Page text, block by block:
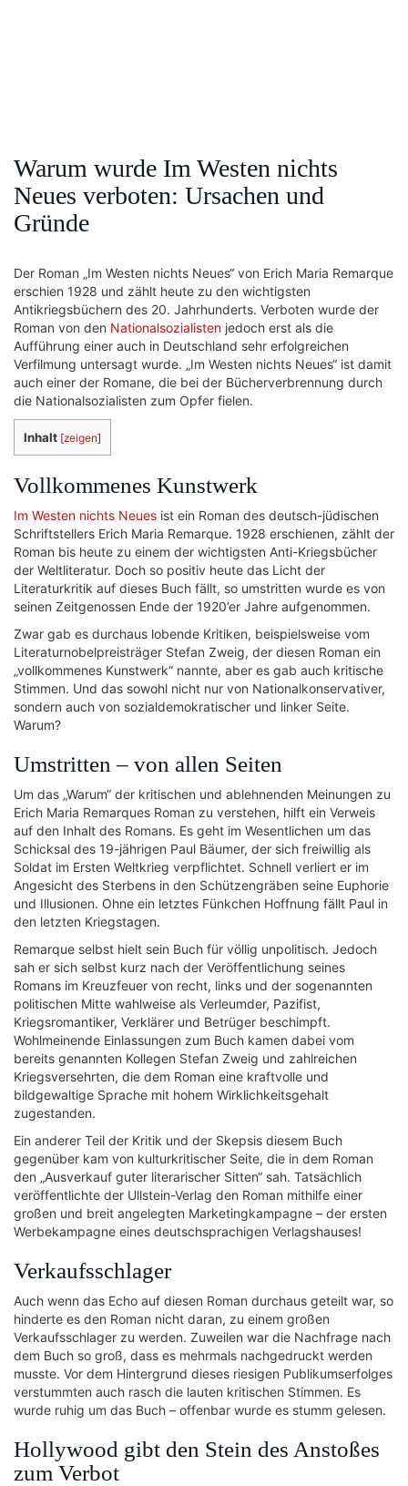
Warum wurde Im Westen nichts
Neues verboten: Ursachen und
Gründe
Der Roman „Im Westen nichts Neues“ von Erich Maria Remarque
erschien 1928 und zählt heute zu den wichtigsten
Antikriegsbüchern des 20. Jahrhunderts. Verboten wurde der
Roman von den Nationalsozialisten jedoch erst als die
Aufführung einer auch in Deutschland sehr erfolgreichen
Verfilmung untersagt wurde. „Im Westen nichts Neues“ ist damit
auch einer der Romane, die bei der Bücherverbrennung durch
die Nationalsozialisten zum Opfer fielen.
Inhalt [zeigen]
Vollkommenes Kunstwerk
Im Westen nichts Neues ist ein Roman des deutsch-jüdischen
Schriftstellers Erich Maria Remarque. 1928 erschienen, zählt der
Roman bis heute zu einem der wichtigsten Anti-Kriegsbücher
der Weltliteratur. Doch so positiv heute das Licht der
Literaturkritik auf dieses Buch fällt, so umstritten wurde es von
seinen Zeitgenossen Ende der 1920’er Jahre aufgenommen.
Zwar gab es durchaus lobende Kritiken, beispielsweise vom
Literaturnobelpreisträger Stefan Zweig, der diesen Roman ein
„vollkommenes Kunstwerk“ nannte, aber es gab auch kritische
Stimmen. Und das sowohl nicht nur von Nationalkonservativer,
sondern auch von sozialdemokratischer und linker Seite.
Warum?
Umstritten – von allen Seiten
Um das „Warum“ der kritischen und ablehnenden Meinungen zu
Erich Maria Remarques Roman zu verstehen, hilft ein Verweis
auf den Inhalt des Romans. Es geht im Wesentlichen um das
Schicksal des 19-jährigen Paul Bäumer, der sich freiwillig als
Soldat im Ersten Weltkrieg verpflichtet. Schnell verliert er im
Angesicht des Sterbens in den Schützengräben seine Euphorie
und Illusionen. Ohne ein letztes Fünkchen Hoffnung fällt Paul in
den letzten Kriegstagen.
Remarque selbst hielt sein Buch für völlig unpolitisch. Jedoch
sah er sich selbst kurz nach der Veröffentlichung seines
Romans im Kreuzfeuer von recht, links und der sogenannten
politischen Mitte wahlweise als Verleumder, Pazifist,
Kriegsromantiker, Verklärer und Betrüger beschimpft.
Wohlmeinende Einlassungen zum Buch kamen dabei vom
bereits genannten Kollegen Stefan Zweig und zahlreichen
Kriegsversehrten, die dem Roman eine kraftvolle und
bildgewaltige Sprache mit hohem Wirklichkeitsgehalt
zugestanden.
Ein anderer Teil der Kritik und der Skepsis diesem Buch
gegenüber kam von kulturkritischer Seite, die in dem Roman
den „Ausverkauf guter literarischer Sitten“ sah. Tatsächlich
veröffentlichte der Ullstein-Verlag den Roman mithilfe einer
großen und breit angelegten Marketingkampagne – der ersten
Werbekampagne eines deutschsprachigen Verlagshauses!
Verkaufsschlager
Auch wenn das Echo auf diesen Roman durchaus geteilt war, so
hinderte es den Roman nicht daran, zu einem großen
Verkaufsschlager zu werden. Zuweilen war die Nachfrage nach
dem Buch so groß, dass es mehrmals nachgedruckt werden
musste. Vor dem Hintergrund dieses riesigen Publikumserfolges
verstummten auch rasch die lauten kritischen Stimmen. Es
wurde ruhig um das Buch – offenbar wurde es stumm gelesen.
Hollywood gibt den Stein des Anstoßes
zum Verbot